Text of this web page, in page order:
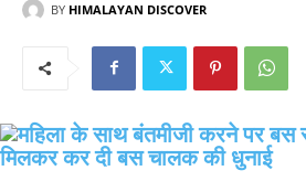
BY HIMALAYAN DISCOVER